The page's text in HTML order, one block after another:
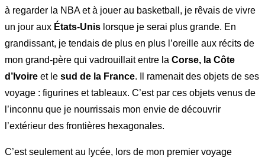
à regarder la NBA et à jouer au basketball, je rêvais de vivre
un jour aux États-Unis lorsque je serai plus grande. En
grandissant, je tendais de plus en plus l’oreille aux récits de
mon grand-père qui vadrouillait entre la Corse, la Côte
d’Ivoire et le sud de la France. Il ramenait des objets de ses
voyage : figurines et tableaux. C’est par ces objets venus de
l’inconnu que je nourrissais mon envie de découvrir
l’extérieur des frontières hexagonales.
C’est seulement au lycée, lors de mon premier voyage